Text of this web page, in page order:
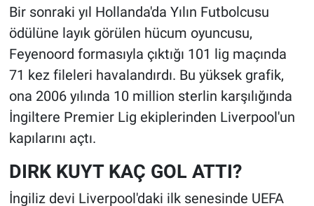
Bir sonraki yıl Hollanda'da Yılın Futbolcusu
ödülüne layık görülen hücum oyuncusu,
Feyenoord formasıyla çıktığı 101 lig maçında
71 kez fileleri havalandırdı. Bu yüksek grafik,
ona 2006 yılında 10 million sterlin karşılığında
İngiltere Premier Lig ekiplerinden Liverpool'un
kapılarını açtı.
DIRK KUYT KAÇ GOL ATTI?
İngiliz devi Liverpool'daki ilk senesinde UEFA